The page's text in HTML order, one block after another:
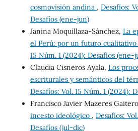
cosmovisión andina , Desafíos:
Desafíos (ene-jun)
Janina Moquillaza-Sánchez, La
el Perú: por un futuro
15 Núm. 1 (2024): Desafíos (ene-
Claudia Cisneros Ayala, Los
escriturales y semánticos del
Desafíos: Vol. 15 Núm. 1 (2024):
Francisco Javier Mazeres
incesto ideológico , Desafíos:
Desafíos (jul-dic)